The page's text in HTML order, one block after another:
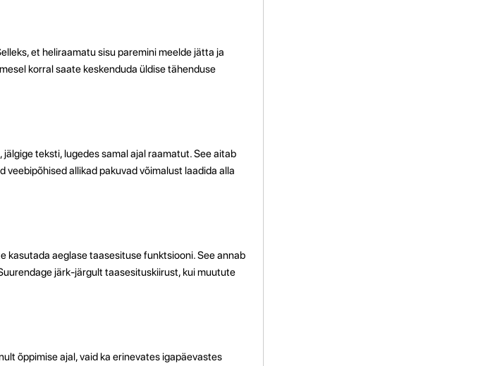
et heliraamatu sisu paremini meelde jätta ja
korral saate keskenduda üldise tähenduse
teksti, lugedes samal ajal raamatut. See aitab
veebipõhised allikad pakuvad võimalust laadida alla
kasutada aeglase taasesituse funktsiooni. See annab
järk-järgult taasesituskiirust, kui muutute
õppimise ajal, vaid ka erinevates igapäevastes